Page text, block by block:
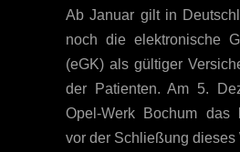
Ab Januar gilt in
noch die elektronische
(eGK) als gültiger
der Patienten. Am 5.
Opel-Werk Bochum das
vor der Schließung dieses